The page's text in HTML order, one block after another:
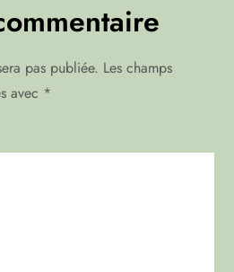
pas publiée. Les champs
avec *